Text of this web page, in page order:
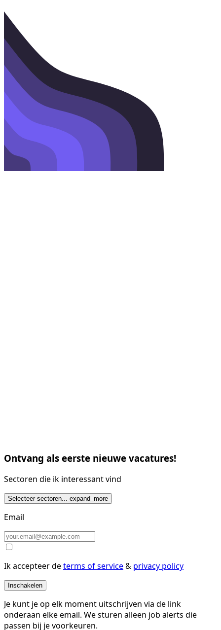
Ontvang als eerste nieuwe vacatures!
Sectoren die ik interessant vind
Selecteer sectoren... expand_more
Email
Ik accepteer determs of service& privacy policy
Inschakelen
Je kunt je op elk moment uitschrijven via de link
onderaan elke email. We sturen alleen job alerts die
passen bij je voorkeuren.